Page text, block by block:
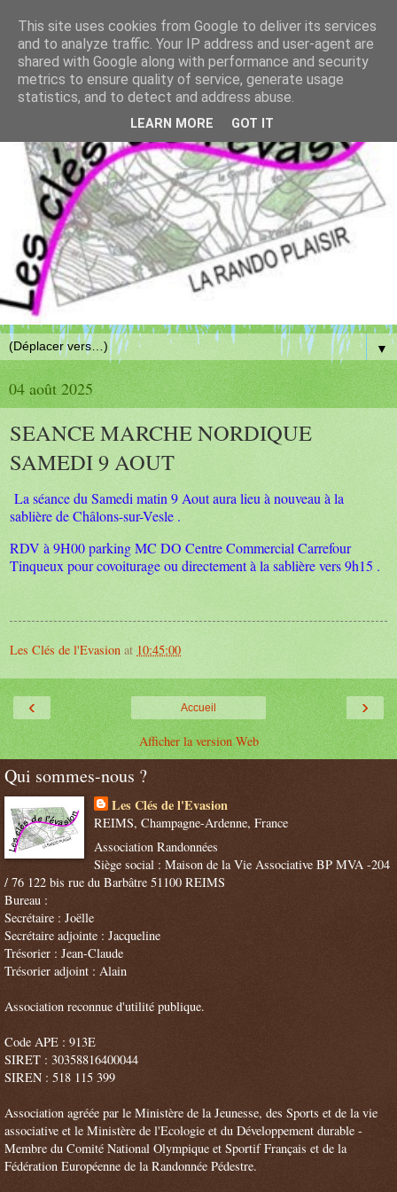
▼
04 août 2025
SEANCE MARCHE NORDIQUE
SAMEDI 9 AOUT
La séance du Samedi matin 9 Aout aura lieu à nouveau à la
sablière de Châlons-sur-Vesle .
RDV à 9H00 parking MC DO Centre Commercial Carrefour
Tinqueux pour covoiturage ou directement à la sablière vers 9h15 .
Les Clés de l'Evasion at 10:45:00
‹ ›
Accueil
Afficher la version Web
Qui sommes-nous ?
Les Clés de l'Evasion
REIMS, Champagne-Ardenne, France
Association Randonnées
Siège social : Maison de la Vie Associative BP MVA -204
/ 76 122 bis rue du Barbâtre 51100 REIMS
Bureau :
Secrétaire : Joëlle
Secrétaire adjointe : Jacqueline
Trésorier : Jean-Claude
Trésorier adjoint : Alain
Association reconnue d'utilité publique.
Code APE : 913E
SIRET : 30358816400044
SIREN : 518 115 399
Association agréée par le Ministère de la Jeunesse, des Sports et de la vie
associative et le Ministère de l'Ecologie et du Développement durable -
Membre du Comité National Olympique et Sportif Français et de la
Fédération Européenne de la Randonnée Pédestre.
This site uses cookies from Google to deliver its services
and to analyze traffic. Your IP address and user-agent are
shared with Google along with performance and security
metrics to ensure quality of service, generate usage
statistics, and to detect and address abuse.
LEARN MORE GOT IT